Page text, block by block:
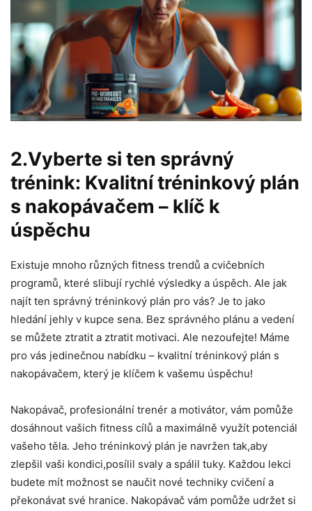
2.Vyberte si ten správný
trénink: Kvalitní tréninkový plán
s nakopávačem – klíč k
úspěchu
Existuje mnoho různých fitness trendů a cvičebních
programů, které slibují rychlé výsledky a úspěch. Ale jak
najít ten správný tréninkový plán pro vás? Je to jako
hledání jehly v kupce sena. Bez správného plánu a vedení
se můžete ztratit a ztratit motivaci. Ale nezoufejte! Máme
pro vás jedinečnou nabídku – kvalitní tréninkový plán s
nakopávačem, který je klíčem k vašemu úspěchu!
Nakopávač, profesionální trenér a motivátor, vám pomůže
dosáhnout vašich fitness cílů a maximálně využít potenciál
vašeho těla. Jeho tréninkový plán je navržen tak,aby
zlepšil vaši kondici,posílil svaly a spálil tuky. Každou lekci
budete mít možnost se naučit nové techniky cvičení a
překonávat své hranice. Nakopávač vám pomůže udržet si